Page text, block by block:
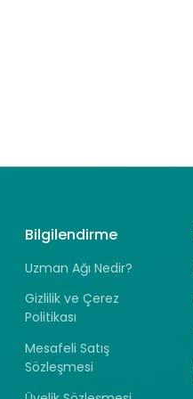
Bilgilendirme
Uzman Ağı Nedir?
Gizlilik ve Çerez
Politikası
Mesafeli Satış
Sözleşmesi